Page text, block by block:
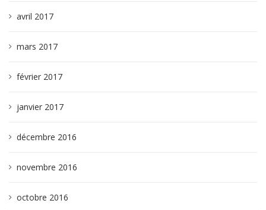
avril 2017
mars 2017
février 2017
janvier 2017
décembre 2016
novembre 2016
octobre 2016